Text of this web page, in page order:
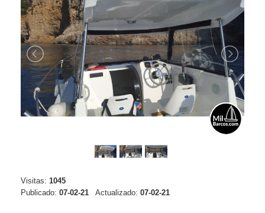
Visitas: 1045
Publicado: 07-02-21 Actualizado: 07-02-21